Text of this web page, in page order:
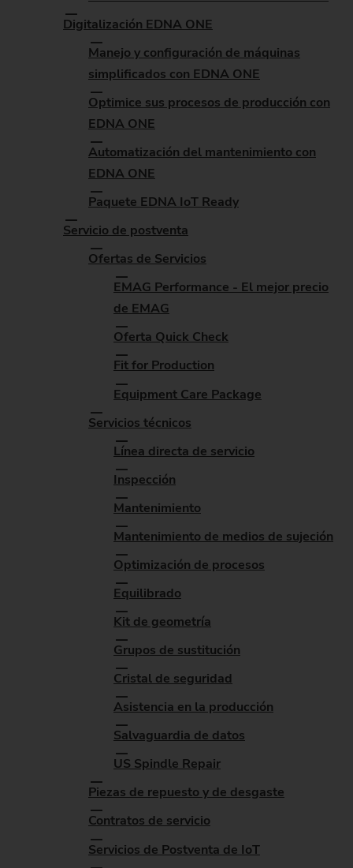
Digitalización EDNA ONE
Manejo y configuración de máquinas
simplificados con EDNA ONE
Optimice sus procesos de producción con
EDNA ONE
Automatización del mantenimiento con
EDNA ONE
Paquete EDNA IoT Ready
Servicio de postventa
Ofertas de Servicios
EMAG Performance - El mejor precio
de EMAG
Oferta Quick Check
Fit for Production
Equipment Care Package
Servicios técnicos
Línea directa de servicio
Inspección
Mantenimiento
Mantenimiento de medios de sujeción
Optimización de procesos
Equilibrado
Kit de geometría
Grupos de sustitución
Cristal de seguridad
Asistencia en la producción
Salvaguardia de datos
US Spindle Repair
Piezas de repuesto y de desgaste
Contratos de servicio
Servicios de Postventa de IoT